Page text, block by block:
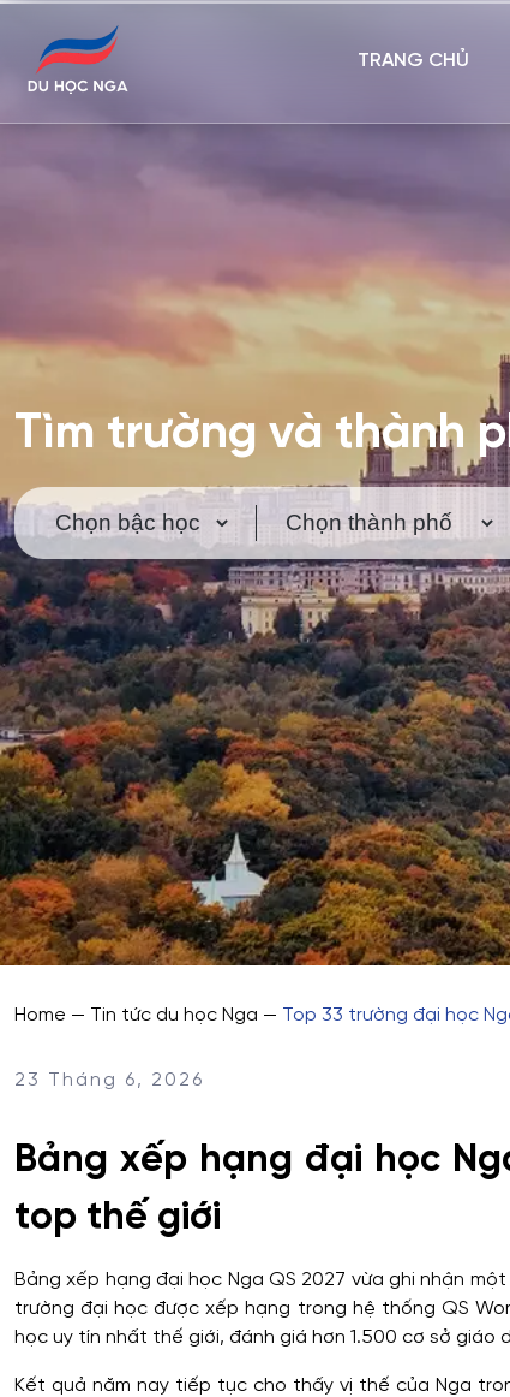
TRANG CHỦ
Tìm trường và thành
Home — Tin tức du học Nga — Top 33 trường đại học
23 Tháng 6, 2026
Bảng xếp hạng đại học
top thế giới
Bảng xếp hạng đại học Nga QS 2027 vừa ghi nhận
trường đại học được xếp hạng trong hệ thống QS
học uy tín nhất thế giới, đánh giá hơn 1.500 cơ sở giáo
Kết quả năm nay tiếp tục cho thấy vị thế của Nga